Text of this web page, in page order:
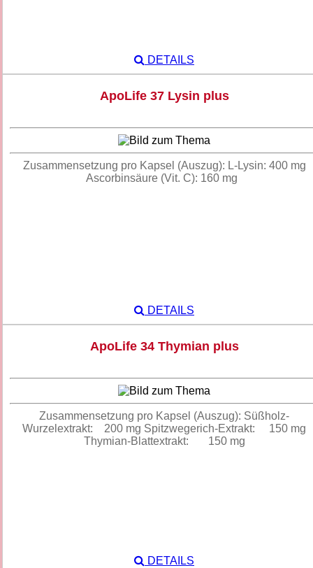
DETAILS
ApoLife 37 Lysin plus
Zusammensetzung pro Kapsel (Auszug): L-Lysin: 400 mg
Ascorbinsäure (Vit. C): 160 mg
DETAILS
ApoLife 34 Thymian plus
Zusammensetzung pro Kapsel (Auszug): Süßholz-
Wurzelextrakt: 200 mg Spitzwegerich-Extrakt: 150 mg
Thymian-Blattextrakt: 150 mg
DETAILS